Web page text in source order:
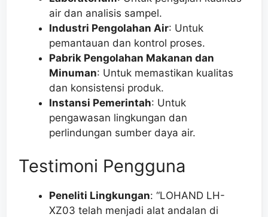
air dan analisis sampel.
Industri Pengolahan Air: Untuk
pemantauan dan kontrol proses.
Pabrik Pengolahan Makanan dan
Minuman: Untuk memastikan kualitas
dan konsistensi produk.
Instansi Pemerintah: Untuk
pengawasan lingkungan dan
perlindungan sumber daya air.
Testimoni Pengguna
Peneliti Lingkungan: “LOHAND LH-
XZ03 telah menjadi alat andalan di